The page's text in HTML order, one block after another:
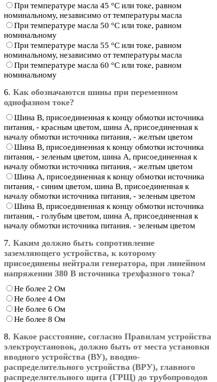
При температуре масла 45 °С или токе, равном
номинальному, независимо от температуры масла
При температуре масла 50 °С или токе, равном
номинальному
При температуре масла 55 °С или токе, равном
номинальному, независимо от температуры масла
При температуре масла 60 °С или токе, равном
номинальному
6. Как обозначаются шины при переменном
однофазном токе?
Шина В, присоединенная к концу обмотки источника
питания, - красным цветом, шина А, присоединенная к
началу обмотки источника питания, - желтым цветом
Шина В, присоединенная к концу обмотки источника
питания, - зеленым цветом, шина А, присоединенная к
началу обмотки источника питания, - желтым цветом
Шина А, присоединенная к концу обмотки источника
питания, - синим цветом, шина В, присоединенная к
началу обмотки источника питания, - зеленым цветом
Шина В, присоединенная к концу обмотки источника
питания, - голубым цветом, шина А, присоединенная к
началу обмотки источника питания. - зеленым цветом
7. Каким должно быть сопротивление
заземляющего устройства, к которому
присоединены нейтрали генератора, при линейном
напряжении 380 В источника трехфазного тока?
Не более 2 Ом
Не более 4 Ом
Не более 6 Ом
Не более 8 Ом
8. Какое расстояние, согласно Правилам устройства
электроустановок, должно быть от места установки
вводного устройства (ВУ), вводно-
распределительного устройства (ВРУ), главного
распределительного щита (ГРЩ) до трубопроводов